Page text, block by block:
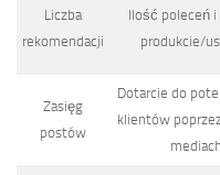
Liczba
rekomendacji
Ilość poleceń i
produkcie/
Zasięg
postów
Dotarcie do
klientów
mediach